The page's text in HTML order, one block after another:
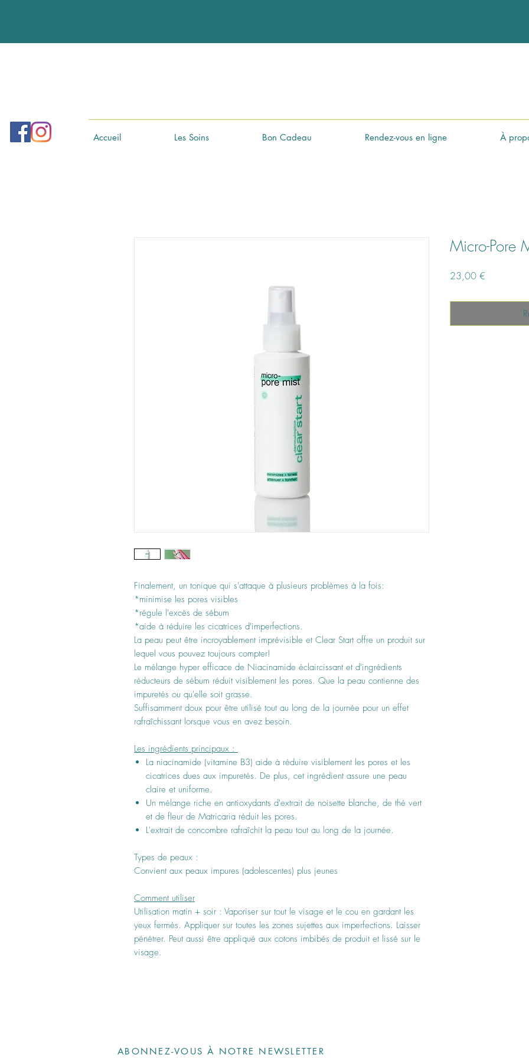
Accueil Les Soins Bon Cadeau Rendez-vous en ligne À
Finalement, un tonique qui s'attaque à plusieurs problèmes à la fois:
*minimise les pores visibles
*régule l'excès de sébum
*aide à réduire les cicatrices d'imperfections.
La peau peut être incroyablement imprévisible et Clear Start offre un produit sur
lequel vous pouvez toujours compter!
Le mélange hyper efficace de Niacinamide éclaircissant et d'ingrédients
réducteurs de sébum réduit visiblement les pores. Que la peau contienne des
impuretés ou qu'elle soit grasse.
Suffisamment doux pour être utilisé tout au long de la journée pour un effet
rafraîchissant lorsque vous en avez besoin.
Les ingrédients principaux :
La niacinamide (vitamine B3) aide à réduire visiblement les pores et les
cicatrices dues aux impuretés. De plus, cet ingrédient assure une peau
claire et uniforme.
Un mélange riche en antioxydants d'extrait de noisette blanche, de thé vert
et de fleur de Matricaria réduit les pores.
L'extrait de concombre rafraîchit la peau tout au long de la journée.
Types de peaux :
Convient aux peaux impures (adolescentes) plus jeunes
Comment utiliser
Utilisation matin + soir : Vaporiser sur tout le visage et le cou en gardant les
yeux fermés. Appliquer sur toutes les zones sujettes aux imperfections. Laisser
pénétrer. Peut aussi être appliqué aux cotons imbibés de produit et lissé sur le
visage.
Micro-Pore
23,00 €
ABONNEZ-VOUS À NOTRE NEWSLETTER